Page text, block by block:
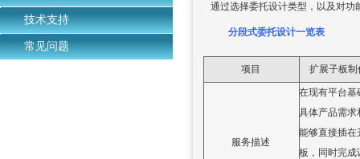
技术支持
常见问题
通过选择委托设计类型，以及对
分段式委托设计一览表
项目 扩展子板
服务描述
在现有平台
具体产品需
能够直接插
板，同时完